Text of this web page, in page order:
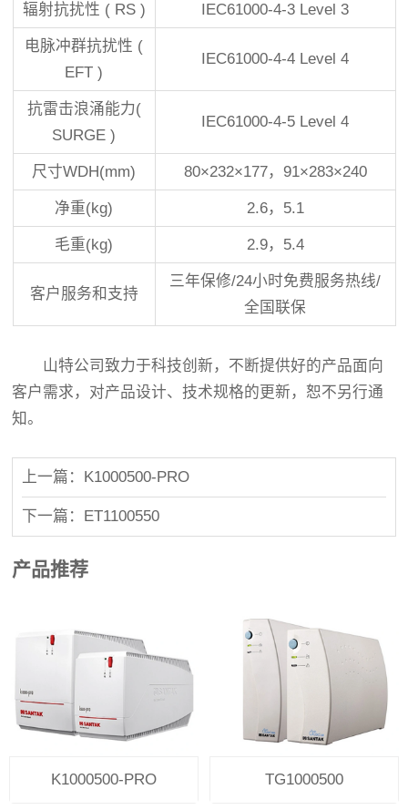
辐射抗扰性 ( RS ) IEC61000-4-3 Level 3
电脉冲群抗扰性 (
EFT )
IEC61000-4-4 Level 4
抗雷击浪涌能力(
SURGE )
IEC61000-4-5 Level 4
尺寸WDH(mm) 80×232×177，91×283×240
净重(kg) 2.6，5.1
毛重(kg) 2.9，5.4
客户服务和支持
三年保修/24小时免费服务热线/
全国联保
山特公司致力于科技创新，不断提供好的产品面向
客户需求，对产品设计、技术规格的更新，恕不另行通
知。
上一篇：K1000500-PRO
下一篇：ET1100550
产品推荐
K1000500-PRO TG1000500